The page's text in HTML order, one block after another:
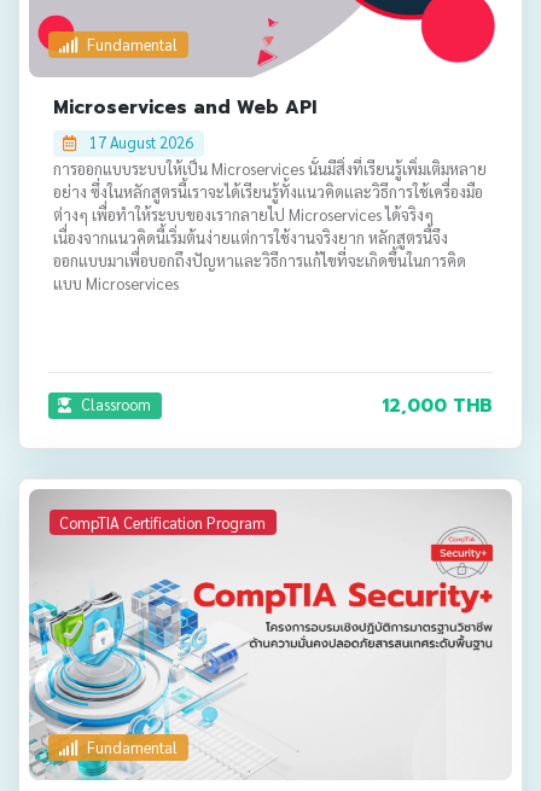
Fundamental
Microservices and Web API
17 August 2026
การออกแบบระบบให้เป็น Microservices นั้นมีสิ่งที่เรียนรู้เพิ่มเติมหลาย
อย่าง ซึ่งในหลักสูตรนี้เราจะได้เรียนรู้ทั้งแนวคิดและวิธีการใช้เครื่องมือ
ต่างๆ เพื่อทำให้ระบบของเรากลายไป Microservices ได้จริงๆ
เนื่องจากแนวคิดนี้เริ่มต้นง่ายแต่การใช้งานจริงยาก หลักสูตรนี้จึง
ออกแบบมาเพื่อบอกถึงปัญหาและวิธีการแก้ไขที่จะเกิดขึ้นในการคิด
แบบ Microservices
Classroom 12,000 THB
CompTIA Certification Program
Fundamental